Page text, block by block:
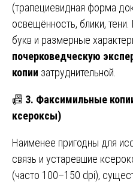
(трапециевидная форма
освещённость, блики,
букв и размерные
почерковедческую
копии затруднительной.
📠 3. Факсимильные
ксероксы)
Наименее пригодны для
связь и устаревшие
(часто 100–150 dpi),